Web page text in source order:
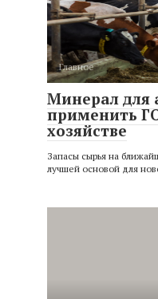
Главное
Минерал для
применить
хозяйстве
Запасы сырья на
лучшей основой для